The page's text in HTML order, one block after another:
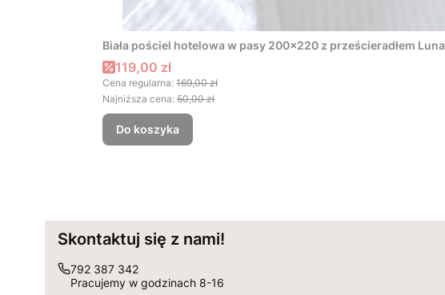
Biała pościel hotelowa w pasy 200x220 z prześcieradłem Luna
Cena promocyjna
119,00 zł
Cena regularna: 169,00 zł
Najniższa cena: 50,00 zł
Do koszyka
Skontaktuj się z nami!
792 387 342
Pracujemy w godzinach 8-16